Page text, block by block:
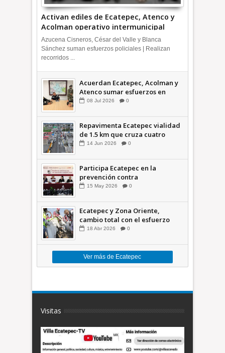
Activan ediles de Ecatepec, Atenco y
Acolman operativo intermunicipal
Azucena Cisneros, César del Valle y Blanca
Sánchez suman esfuerzos policiales | Realizan
recorridos ...
Acuerdan Ecatepec, Acolman y
Atenco sumar esfuerzos en
seguridad
08 Jul 2026 0
Repavimenta Ecatepec vialidad
de 1.5 km que cruza cuatro
comunidades +Video
14 Jun 2026 0
Participa Ecatepec en la
prevención contra
inundaciones en el Valle de
15 May 2026 0
Ecatepec y Zona Oriente,
cambio total con el esfuerzo
conjunto: Azucena; retiran 21
18 Abr 2026 0
Ver más de Ecatepec
Visitas